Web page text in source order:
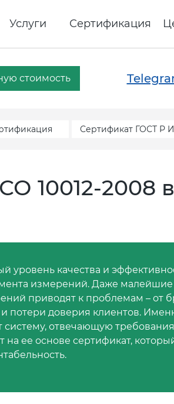
Услуги Сертификация
стоимость
Сертификат ГОСТ Р
10012-2008 в
уровень качества и
измерений. Даже малейшие
приводят к проблемам – от
потери доверия клиентов.
отвечающую
на ее основе сертификат,